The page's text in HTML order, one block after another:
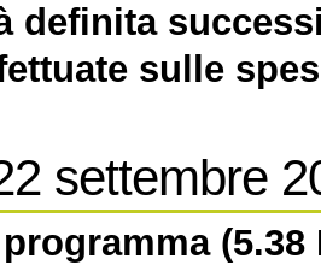
definita
sulle
settembre
(5.38